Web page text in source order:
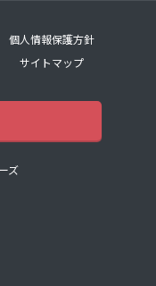
個人情報保護方針
サイトマップ
ズ